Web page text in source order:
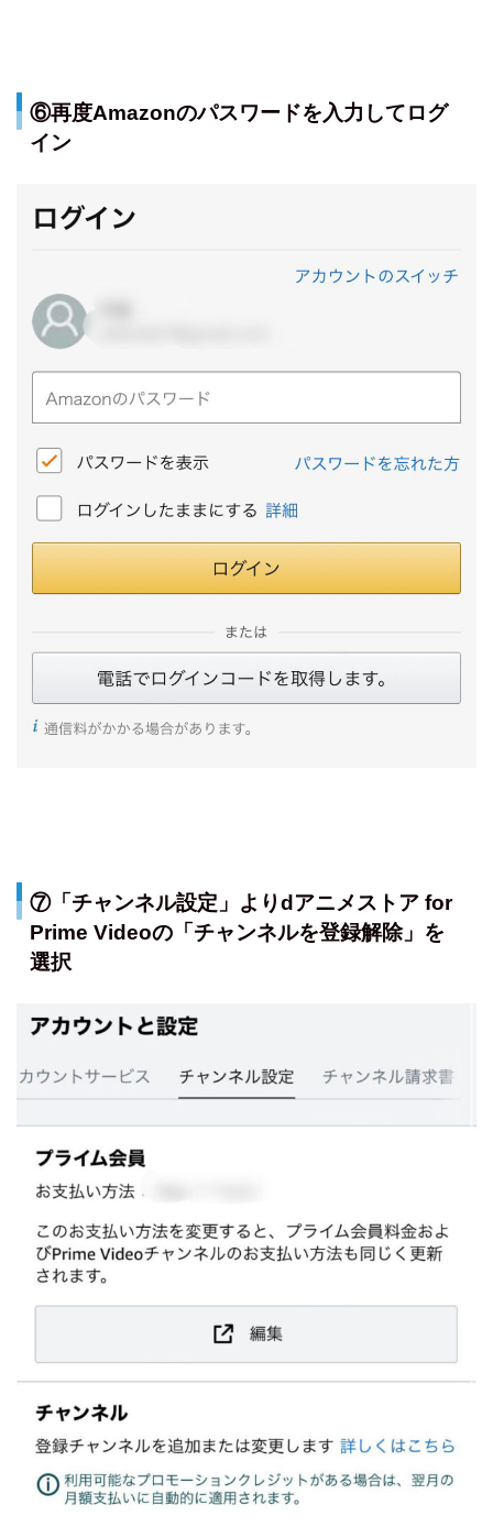
⑥再度Amazonのパスワードを入力してログ
イン
⑦「チャンネル設定」よりdアニメストア for
Prime Videoの「チャンネルを登録解除」を
選択